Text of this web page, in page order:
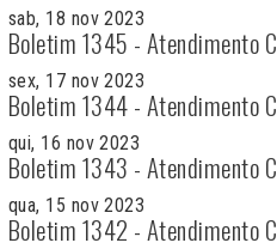
sab, 18 nov 2023
Boletim 1345 - Atendimento
sex, 17 nov 2023
Boletim 1344 - Atendimento
qui, 16 nov 2023
Boletim 1343 - Atendimento
qua, 15 nov 2023
Boletim 1342 - Atendimento